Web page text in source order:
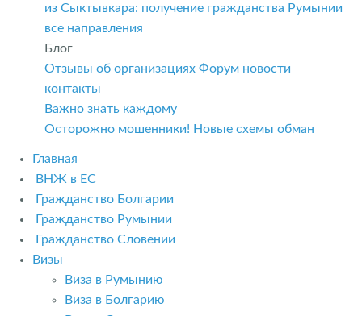
из Сыктывкара: получение гражданства Румынии
все направления
Блог
Отзывы об организациях Форум новости
контакты
Важно знать каждому
Осторожно мошенники! Новые схемы обман
Главная
ВНЖ в ЕС
Гражданство Болгарии
Гражданство Румынии
Гражданство Словении
Визы
Виза в Румынию
Виза в Болгарию